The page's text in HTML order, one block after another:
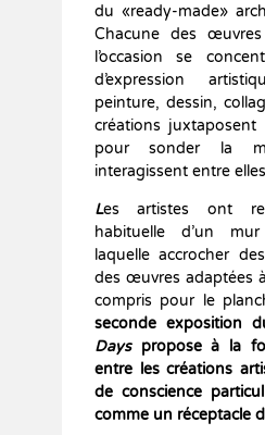
du «ready-made»
Chacune des
l’occasion se
d’expression
peinture, dessin,
créations juxtaposent
pour sonder la
interagissent entre
Les artistes ont
habituelle d’un
laquelle accrocher
des œuvres adaptées
compris pour le
seconde exposition
Dayspropose à la
entre les créations
de conscience
comme un réceptacle